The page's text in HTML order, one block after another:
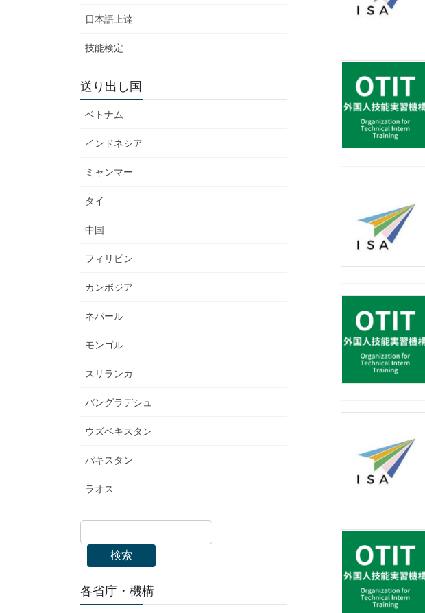
日本語上達
技能検定
送り出し国
ベトナム
インドネシア
ミャンマー
タイ
中国
フィリピン
カンボジア
ネパール
モンゴル
スリランカ
バングラデシュ
ウズベキスタン
パキスタン
ラオス
検索
各省庁・機構